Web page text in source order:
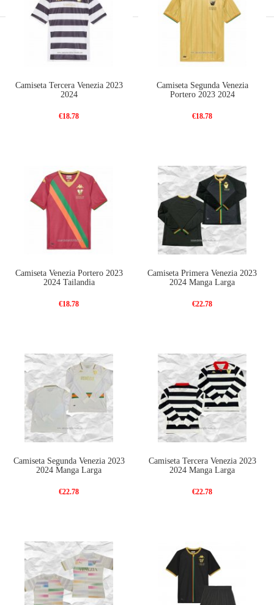
Camiseta Tercera Venezia 2023
2024
€18.78
Camiseta Segunda Venezia
Portero 2023 2024
€18.78
Camiseta Venezia Portero 2023
2024 Tailandia
€18.78
Camiseta Primera Venezia 2023
2024 Manga Larga
€22.78
Camiseta Segunda Venezia 2023
2024 Manga Larga
€22.78
Camiseta Tercera Venezia 2023
2024 Manga Larga
€22.78